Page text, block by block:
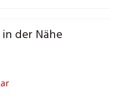
der Nähe